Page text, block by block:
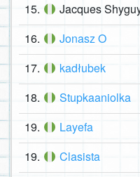
15. Jacques
16. Jonasz O
17. kadłubek
18. Stupkaaniolka
19. Layefa
19. Clasista